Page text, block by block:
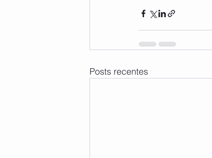
Posts recentes